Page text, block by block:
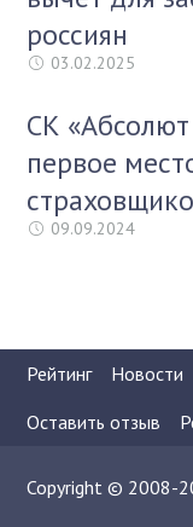
россиян
03.02.2025
СК «Абсолют
первое
09.09.2024
Рейтинг Новости
Оставить отзыв
Copyright © 2008-